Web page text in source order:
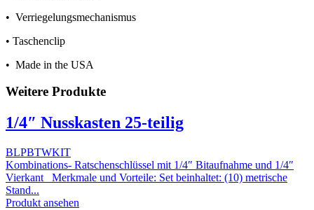
• Verriegelungsmechanismus
• Taschenclip
• Made in the USA
Weitere Produkte
1/4″ Nusskasten 25-teilig
BLPBTWKIT
Kombinations- Ratschenschlüssel mit 1/4″ Bitaufnahme und 1/4″
Vierkant Merkmale und Vorteile: Set beinhaltet: (10) metrische
Stand...
Produkt ansehen